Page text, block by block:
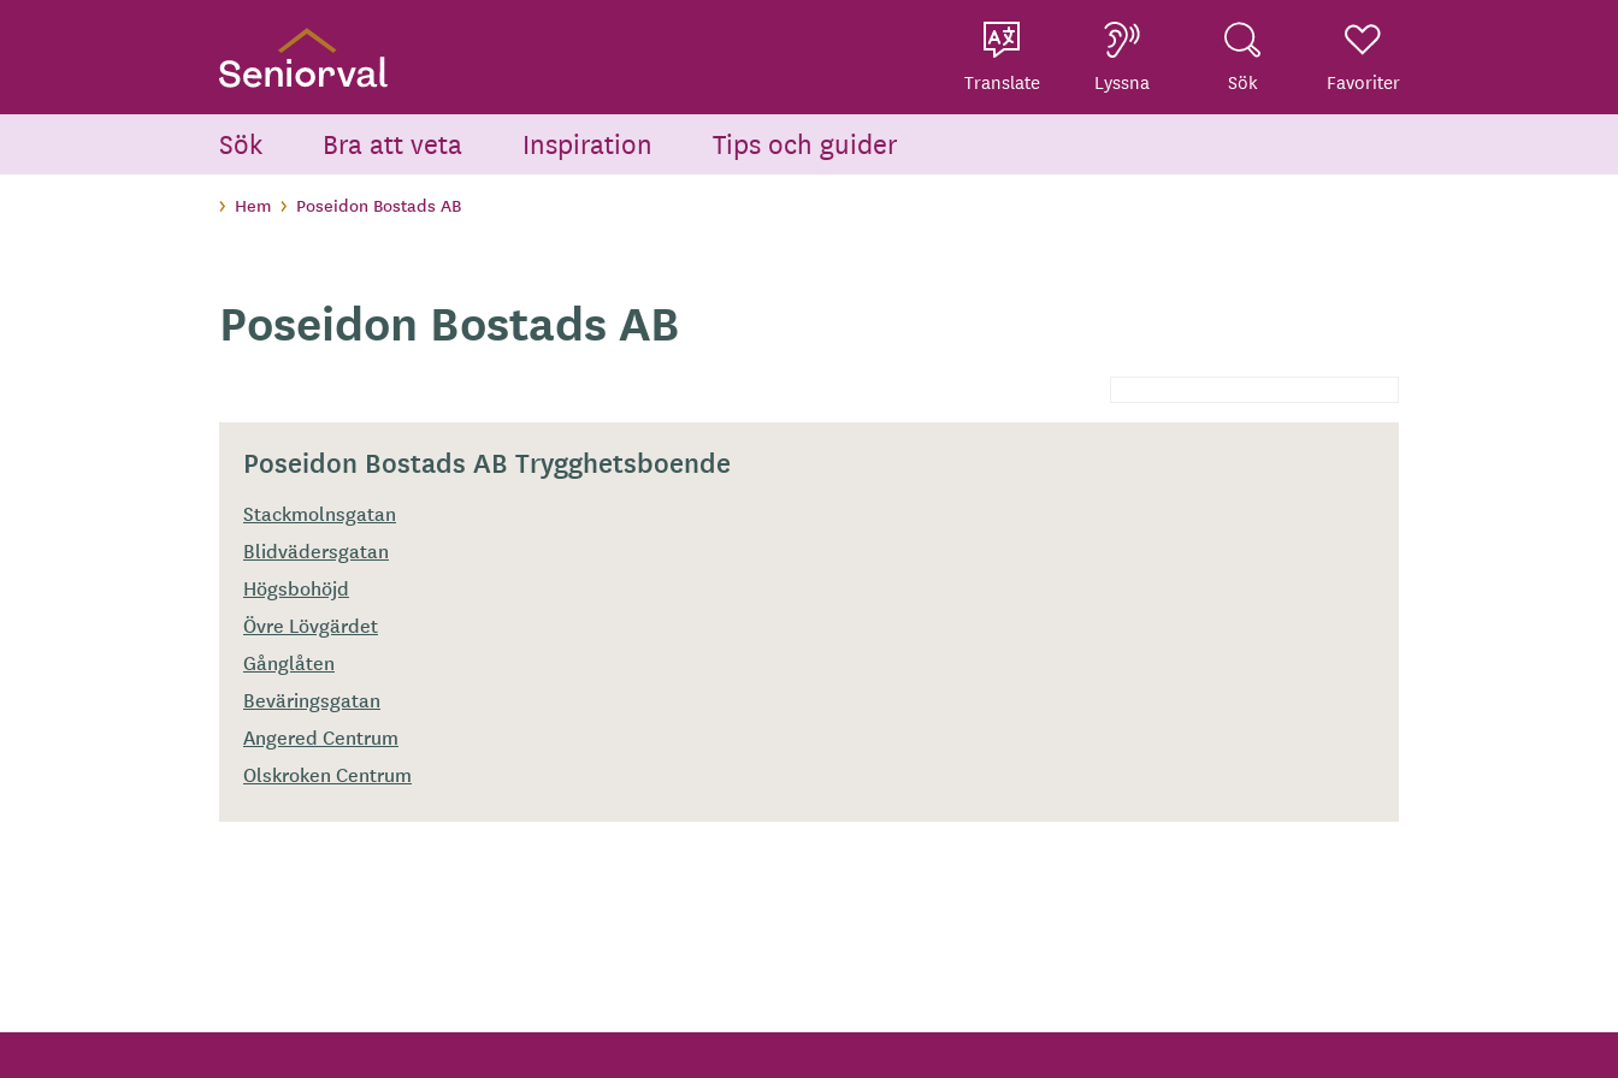
Translate Lyssna Sök Favoriter
Sök Bra att veta Inspiration Tips och guider
Hem Poseidon Bostads AB
Poseidon Bostads AB
Poseidon Bostads AB Trygghetsboende
Stackmolnsgatan
Blidvädersgatan
Högsbohöjd
Övre Lövgärdet
Gånglåten
Beväringsgatan
Angered Centrum
Olskroken Centrum